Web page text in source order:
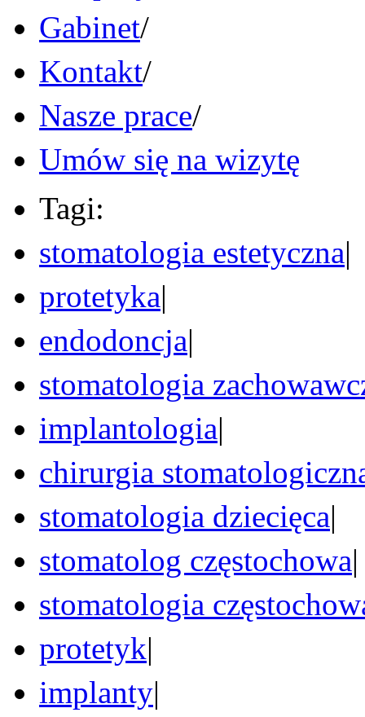
Gabinet/
Kontakt/
Nasze prace/
Umów się na wizytę
Tagi:
stomatologia estetyczna|
protetyka|
endodoncja|
stomatologia
implantologia|
chirurgia
stomatologia dziecięca|
stomatolog częstochowa|
stomatologia
protetyk|
implanty|